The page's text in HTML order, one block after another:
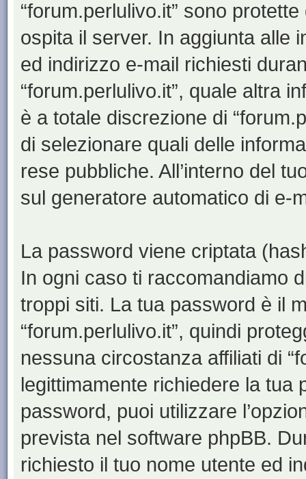
“forum.perlulivo.it” sono
ospita il server. In aggiunta alle
ed indirizzo e-mail richiesti
“forum.perlulivo.it”, quale altra
è a totale discrezione di
di selezionare quali delle
rese pubbliche. All’interno del
sul generatore automatico di e-
La password viene criptata
In ogni caso ti raccomandiamo
troppi siti. La tua password è il
“forum.perlulivo.it”, quindi
nessuna circostanza affiliati di
legittimamente richiedere la tua
password, puoi utilizzare
prevista nel software phpBB.
richiesto il tuo nome utente ed